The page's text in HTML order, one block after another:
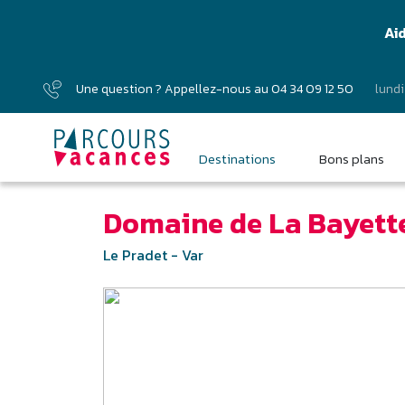
Une question ? Appellez-nous au04 34 09 12 50
Destinations Bons plans
Domaine de La
Le Pradet - Var